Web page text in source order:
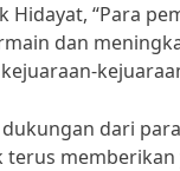
Hidayat, “Para
dan
dari